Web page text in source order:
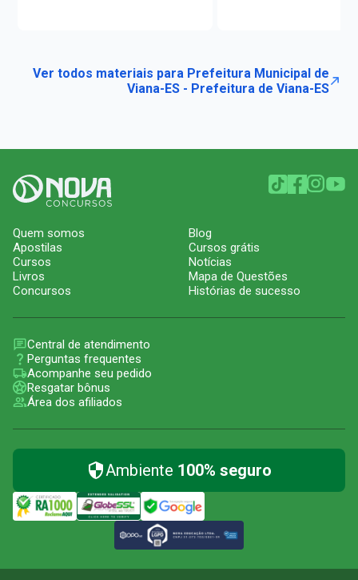
Ver todos materiais para Prefeitura Municipal de
Viana-ES - Prefeitura de Viana-ES
Quem somos
Apostilas
Cursos
Livros
Concursos
Blog
Cursos grátis
Notícias
Mapa de Questões
Histórias de sucesso
Central de atendimento
Perguntas frequentes
Acompanhe seu pedido
Resgatar bônus
Área dos afiliados
Ambiente 100% seguro